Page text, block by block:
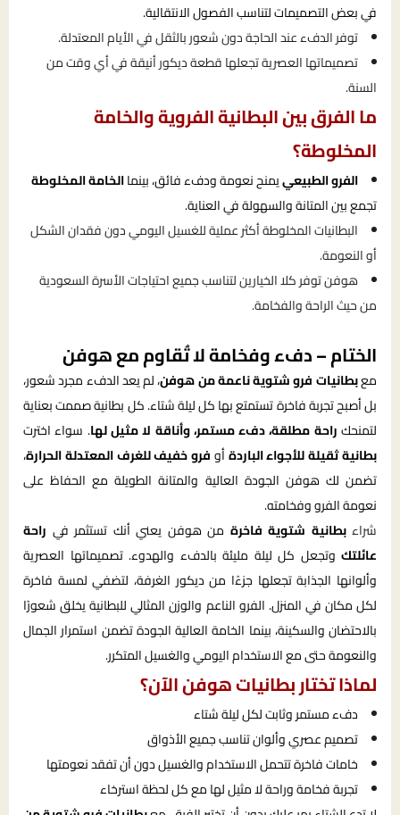
في بعض التصميمات لتناسب الفصول الانتقالية.
توفر الدفء عند الحاجة دون شعور بالثقل في الأيام المعتدلة.
تصميماتها العصرية تجعلها قطعة ديكور أنيقة في أي وقت من
السنة.
ما الفرق بين البطانية الفروية والخامة
المخلوطة؟
الفرو الطبيعييمنح نعومة ودفء فائق، بينماالخامة المخلوطة
تجمع بين المتانة والسهولة في العناية.
البطانيات المخلوطة أكثر عملية للغسيل اليومي دون فقدان الشكل
أو النعومة.
هوفن توفر كلا الخيارين لتناسب جميع احتياجات الأسرة السعودية
من حيث الراحة والفخامة.
الختام – دفء وفخامة لا تُقاوم مع هوفن
معبطانيات فرو شتوية ناعمة من هوفن، لم يعد الدفء مجرد شعور،
بل أصبح تجربة فاخرة تستمتع بها كل ليلة شتاء. كل بطانية صممت بعناية
لتمنحكراحة مطلقة، دفء مستمر، وأناقة لا مثيل لها. سواء اخترت
بطانية ثقيلة للأجواء الباردةأوفرو خفيف للغرف المعتدلة الحرارة،
تضمن لك هوفن الجودة العالية والمتانة الطويلة مع الحفاظ على
نعومة الفرو وفخامته.
شراءبطانية شتوية فاخرة من هوفن يعني أنك تستثمر في راحة
عائلتك وتجعل كل ليلة مليئة بالدفء والهدوء. تصميماتها العصرية
وألوانها الجذابة تجعلها جزءًا من ديكور الغرفة، لتضفي لمسة فاخرة
لكل مكان في المنزل. الفرو الناعم والوزن المثالي للبطانية يخلق شعورًا
بالاحتضان والسكينة، بينما الخامة العالية الجودة تضمن استمرار الجمال
والنعومة حتى مع الاستخدام اليومي والغسيل المتكرر.
لماذا تختار بطانيات هوفن الآن؟
دفء مستمر وثابت لكل ليلة شتاء
تصميم عصري وألوان تناسب جميع الأذواق
خامات فاخرة تتحمل الاستخدام والغسيل دون أن تفقد نعومتها
تجربة فخامة وراحة لا مثيل لها مع كل لحظة استرخاء